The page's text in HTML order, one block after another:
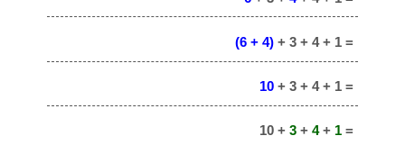
(6 + 4) + 3 + 4 + 1 =
10 + 3 + 4 + 1 =
10 + 3 + 4+ 1 =